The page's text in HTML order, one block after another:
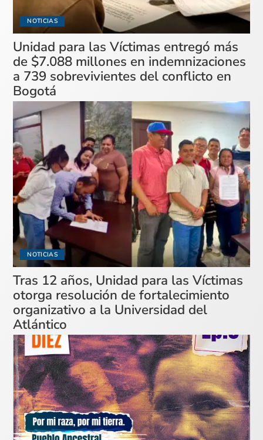
NOTICIAS
Unidad para las Víctimas entregó más
de $7.088 millones en indemnizaciones
a 739 sobrevivientes del conflicto en
Bogotá
NOTICIAS
Tras 12 años, Unidad para las Víctimas
otorga resolución de fortalecimiento
organizativo a la Universidad del
Atlántico